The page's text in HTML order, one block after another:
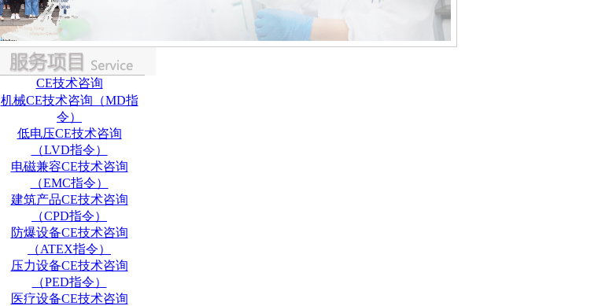
CE技术咨询
机械CE技术咨询（MD指
令）
低电压CE技术咨询
（LVD指令）
电磁兼容CE技术咨询
（EMC指令）
建筑产品CE技术咨询
（CPD指令）
防爆设备CE技术咨询
（ATEX指令）
压力设备CE技术咨询
（PED指令）
医疗设备CE技术咨询